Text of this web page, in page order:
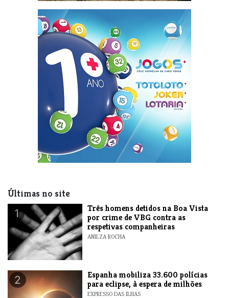
Últimas no site
1
Três homens detidos na Boa Vista
por crime de VBG contra as
respetivas companheiras
ANILZA ROCHA
2
Espanha mobiliza 33.600 polícias
para eclipse, à espera de milhões
EXPRESSO DAS ILHAS